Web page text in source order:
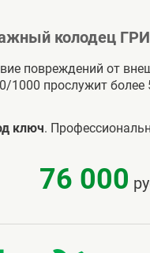
колодец
повреждений от
прослужит более
ключ.
76 000